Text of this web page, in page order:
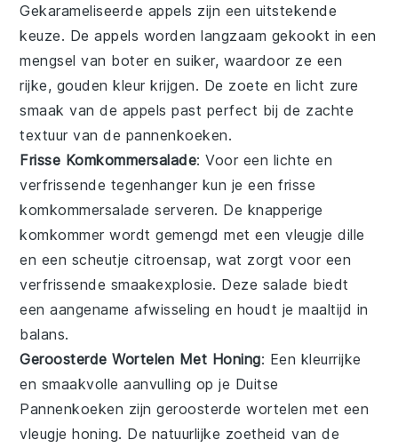
Gekarameliseerde appels zijn een uitstekende
keuze. De appels worden langzaam gekookt in een
mengsel van boter en suiker, waardoor ze een
rijke, gouden kleur krijgen. De zoete en licht zure
smaak van de appels past perfect bij de zachte
textuur van de pannenkoeken.
Frisse Komkommersalade: Voor een lichte en
verfrissende tegenhanger kun je eenfrisse
komkommersalade serveren. De knapperige
komkommer wordt gemengd met een vleugjedille
en een scheutjecitroensap, wat zorgt voor een
verfrissende smaakexplosie. Deze salade biedt
een aangename afwisseling en houdt je maaltijd in
balans.
Geroosterde Wortelen Met Honing: Een kleurrijke
en smaakvolle aanvulling op je Duitse
Pannenkoeken zijngeroosterde wortelen met een
vleugjehoning. De natuurlijke zoetheid van de